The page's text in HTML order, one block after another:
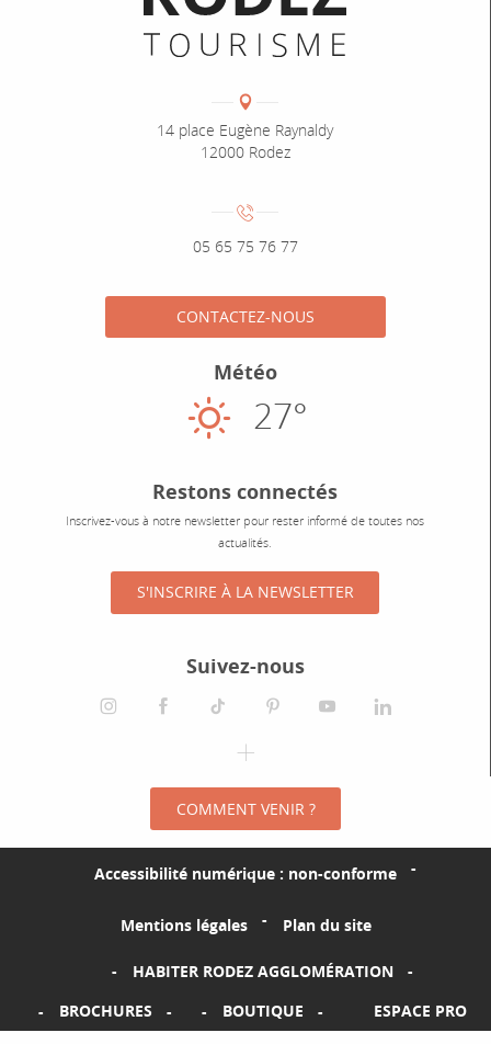
Adresse :
14 place Eugène Raynaldy
12000 Rodez
Numéro de téléphone :
05 65 75 76 77
CONTACTEZ-NOUS
Météo
Ensoleillé
27°
Restons connectés
Inscrivez-vous à notre newsletter pour rester informé de toutes nos
actualités.
S'INSCRIRE À LA NEWSLETTER
Suivez-nous
instagramfacebooktiktok pinterestyoutube
COMMENT VENIR ?
Accessibilité numérique : non-conforme
Mentions légales Plan du site
HABITER RODEZ AGGLOMÉRATION
BROCHURES
BOUTIQUE ESPACE PRO